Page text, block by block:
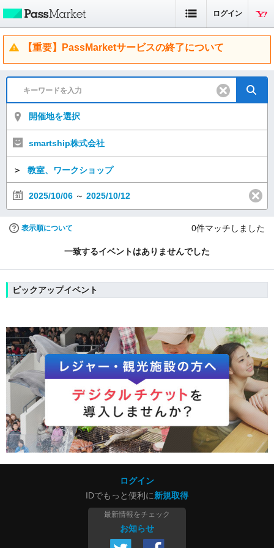
ログイン
【重要】PassMarketサービスの終了について
開催地を選択
smartship株式会社
＞ 教室、ワークショップ
2025/10/06 ～ 2025/10/12
表示順について 0件マッチしました
一致するイベントはありませんでした
ピックアップイベント
ログイン
IDでもっと便利に新規取得
最新情報をチェック
お知らせ